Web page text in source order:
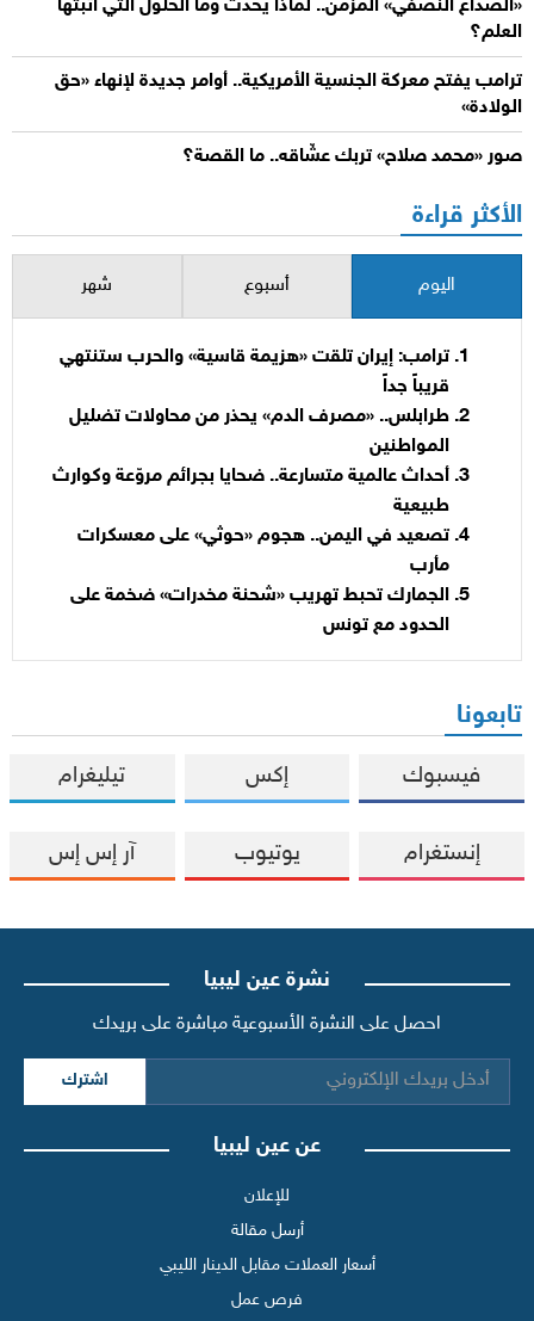
«الصداع النصفي» المزمن.. لماذا يحدث وما الحلول التي أثبتها
العلم؟
ترامب يفتح معركة الجنسية الأمريكية.. أوامر جديدة لإنهاء «حق
الولادة»
صور «محمد صلاح» تربك عشّاقه.. ما القصة؟
الأكثر قراءة
اليوم أسبوع شهر
ترامب: إيران تلقت «هزيمة قاسية» والحرب ستنتهي
قريباً جداً
طرابلس.. «مصرف الدم» يحذر من محاولات تضليل
المواطنين
أحداث عالمية متسارعة.. ضحايا بجرائم مروّعة وكوارث
طبيعية
تصعيد في اليمن.. هجوم «حوثي» على معسكرات
مأرب
الجمارك تحبط تهريب «شحنة مخدرات» ضخمة على
الحدود مع تونس
تابعونا
فيسبوك إكس تيليغرام
إنستغرام يوتيوب آر إس إس
نشرة عين ليبيا
احصل على النشرة الأسبوعية مباشرة على بريدك
اشترك
عن عين ليبيا
للإعلان
أرسل مقالة
أسعار العملات مقابل الدينار الليبي
فرص عمل